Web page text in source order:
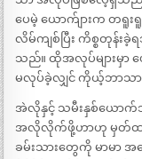
ပေမဲ့ ယောက်ျားက တရူး
လိမ်ကျစ်ပြီး ကိစ္စတုန်း
သည်။ ထိုအလုပ်များမှာ
မလုပ်ခဲ့လျှင် ကိုယ့်ဘာသာ အိ
အဲလိုနှင့် သမီးနှစ်ယောက်
အလိုလိုက်ဖို့ဟာဟု မှတ်ထာ
ခမ်းသားတွေကို မာမာ အ